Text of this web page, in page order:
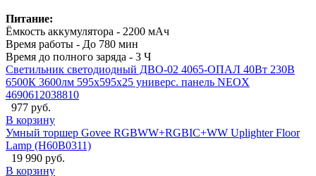
Питание:
Ёмкость аккумулятора - 2200 мАч
Время работы - До 780 мин
Время до полного заряда - 3 Ч
Светильник светодиодный ДВО-02 4065-ОПАЛ 40Вт 230В
6500К 3600лм 595х595х25 универс. панель NEOX
4690612038810
977 руб.
В корзину
Умный торшер Govee RGBWW+RGBIC+WW Uplighter Floor
Lamp (H60B0311)
19 990 руб.
В корзину